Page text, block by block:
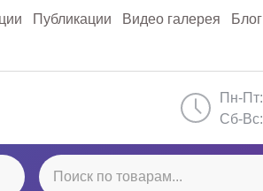
Публикации Видео галерея Блог
Пн-Пт:
Сб-Вс: